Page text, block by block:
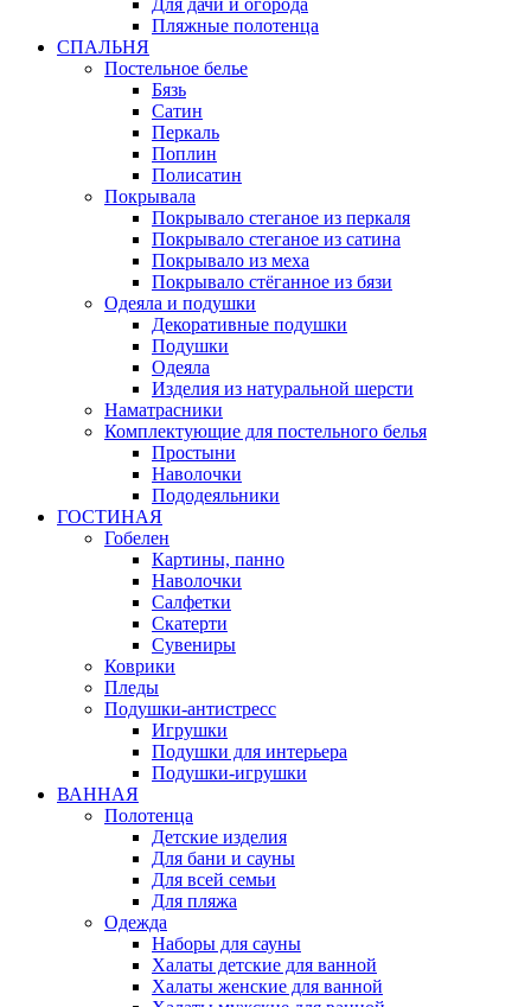
Для дачи и огорода
Пляжные полотенца
СПАЛЬНЯ
Постельное белье
Бязь
Сатин
Перкаль
Поплин
Полисатин
Покрывала
Покрывало стеганое из перкаля
Покрывало стеганое из сатина
Покрывало из меха
Покрывало стёганное из бязи
Одеяла и подушки
Декоративные подушки
Подушки
Одеяла
Изделия из натуральной шерсти
Наматраcники
Комплектующие для постельного белья
Простыни
Наволочки
Пододеяльники
ГОСТИНАЯ
Гобелен
Картины, панно
Наволочки
Салфетки
Скатерти
Сувениры
Коврики
Пледы
Подушки-антистресс
Игрушки
Подушки для интерьера
Подушки-игрушки
ВАННАЯ
Полотенца
Детские изделия
Для бани и сауны
Для всей семьи
Для пляжа
Одежда
Наборы для сауны
Халаты детские для ванной
Халаты женские для ванной